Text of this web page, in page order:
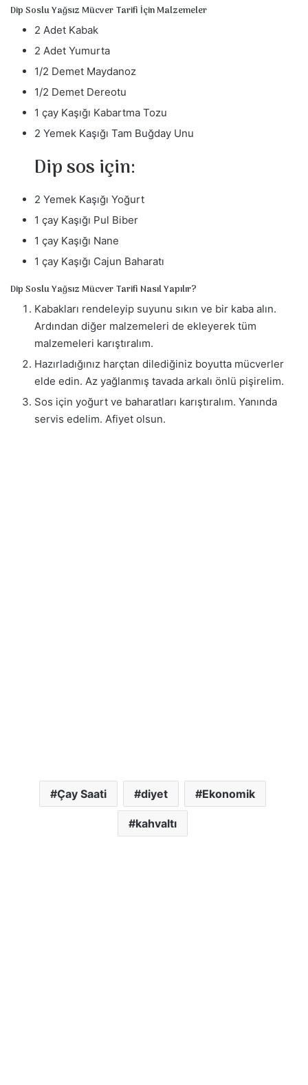
k
Dip Soslu Yağsız Mücver Tarifi İçin Malzemeler
2 Adet Kabak
2 Adet Yumurta
1/2 Demet Maydanoz
1/2 Demet Dereotu
1 çay Kaşığı Kabartma Tozu
2 Yemek Kaşığı Tam Buğday Unu
Dip sos için:
2 Yemek Kaşığı Yoğurt
1 çay Kaşığı Pul Biber
1 çay Kaşığı Nane
1 çay Kaşığı Cajun Baharatı
Dip Soslu Yağsız Mücver Tarifi Nasıl Yapılır?
Kabakları rendeleyip suyunu sıkın ve bir kaba alın.
Ardından diğer malzemeleri de ekleyerek tüm
malzemeleri karıştıralım.
Hazırladığınız harçtan dilediğiniz boyutta mücverler
elde edin. Az yağlanmış tavada arkalı önlü pişirelim.
Sos için yoğurt ve baharatları karıştıralım. Yanında
servis edelim. Afiyet olsun.
Çay Saati diyet Ekonomik
kahvaltı